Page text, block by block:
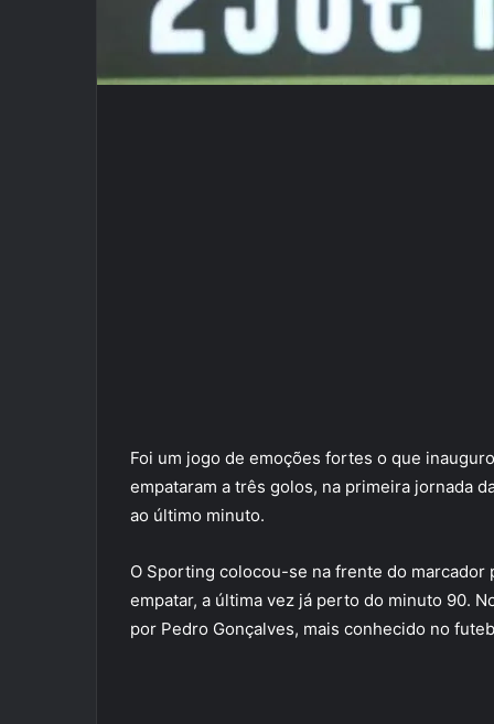
Foi um jogo de emoções fortes o que
empataram a três golos, na primeira jornada
ao último minuto.
O Sporting colocou-se na frente do marcador
empatar, a última vez já perto do minuto 90.
por Pedro Gonçalves, mais conhecido no